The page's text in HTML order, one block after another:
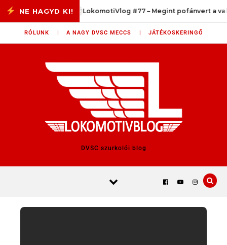
Skip to content
33 LokomotiVlog #77 – Megint pofánvert a valóság
RÓLUNK | A NAGY DVSC MECCS | JÁTÉKOSKERINGŐ
DVSC szurkolói blog